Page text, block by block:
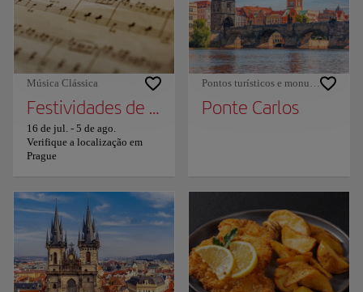
Música Clássica
Festividades de verão da música precoce
16 de jul. - 5 de ago.
Verifique a localização em
Prague
Pontos turísticos e monumentos
Ponte Carlos